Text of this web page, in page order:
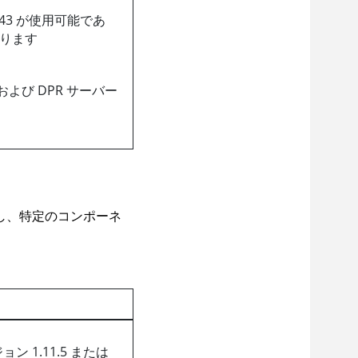
が使用可能であ
ます
よび DPR サーバー
特定のコンポーネ
ン 1.11.5 または